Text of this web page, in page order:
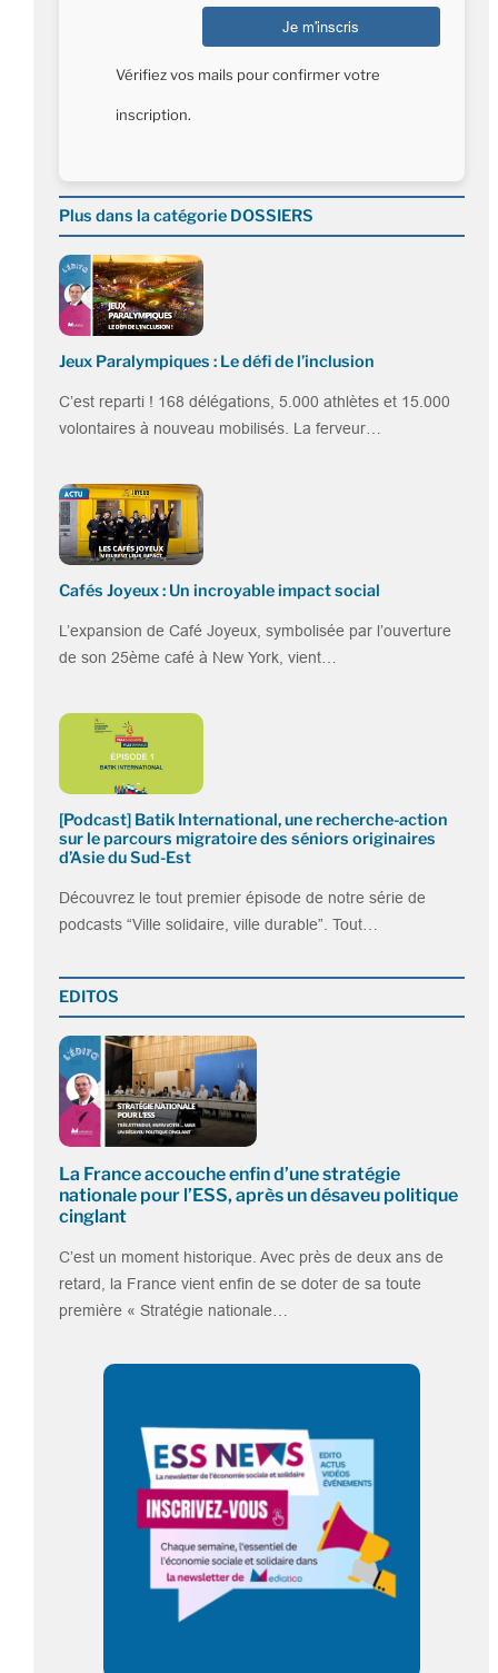
Vérifiez vos mails pour confirmer votre
inscription.
Plus dans la catégorie DOSSIERS
Jeux Paralympiques : Le défi de l’inclusion
C’est reparti ! 168 délégations, 5.000 athlètes et 15.000
volontaires à nouveau mobilisés. La ferveur…
Cafés Joyeux : Un incroyable impact social
L’expansion de Café Joyeux, symbolisée par l’ouverture
de son 25ème café à New York, vient…
[Podcast] Batik International, une recherche-action
sur le parcours migratoire des séniors originaires
d’Asie du Sud-Est
Découvrez le tout premier épisode de notre série de
podcasts “Ville solidaire, ville durable”. Tout…
EDITOS
La France accouche enfin d’une stratégie
nationale pour l’ESS, après un désaveu politique
cinglant
C’est un moment historique. Avec près de deux ans de
retard, la France vient enfin de se doter de sa toute
première « Stratégie nationale…